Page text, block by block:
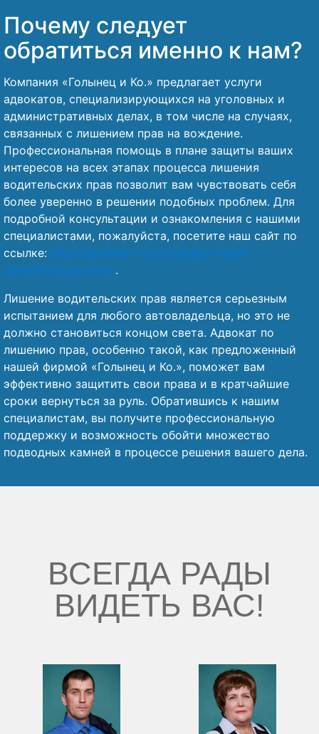
Почему следует
обратиться именно к нам?
Компания «Голынец и Ко.» предлагает услуги
адвокатов, специализирующихся на уголовных и
административных делах, в том числе на случаях,
связанных с лишением прав на вождение.
Профессиональная помощь в плане защиты ваших
интересов на всех этапах процесса лишения
водительских прав позволит вам чувствовать себя
более уверенно в решении подобных проблем. Для
подробной консультации и ознакомления с нашими
специалистами, пожалуйста, посетите наш сайт по
ссылке: https://golinec-i-co.ru/uslugi-i-nashi-
spetsialisty/advokat/.
Лишение водительских прав является серьезным
испытанием для любого автовладельца, но это не
должно становиться концом света. Адвокат по
лишению прав, особенно такой, как предложенный
нашей фирмой «Голынец и Ко.», поможет вам
эффективно защитить свои права и в кратчайшие
сроки вернуться за руль. Обратившись к нашим
специалистам, вы получите профессиональную
поддержку и возможность обойти множество
подводных камней в процессе решения вашего дела.
ВСЕГДА РАДЫ
ВИДЕТЬ ВАС!